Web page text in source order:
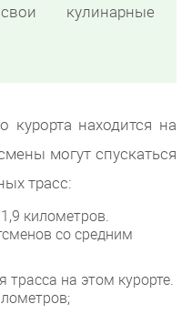
кулинарные
курорта находится на
могут спускаться
трасс:
километров.
со средним
на этом курорте.